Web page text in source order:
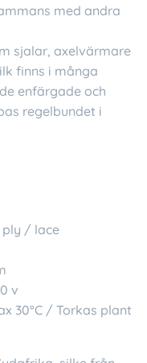
med andra
sjalar, axelvärmare
finns i många
enfärgade och
regelbundet i
ply / lace
v
30°C / Torkas plant